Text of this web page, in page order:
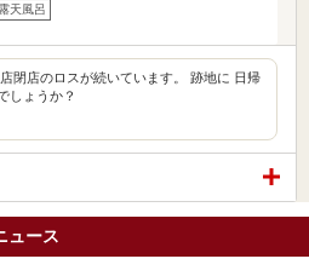
露天風呂
閉店のロスが続いています。 跡地に 日帰
しょうか？
ュース